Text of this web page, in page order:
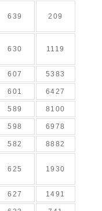
639 209
630 1119
607 5383
601 6427
589 8100
598 6978
582 8882
625 1930
627 1491